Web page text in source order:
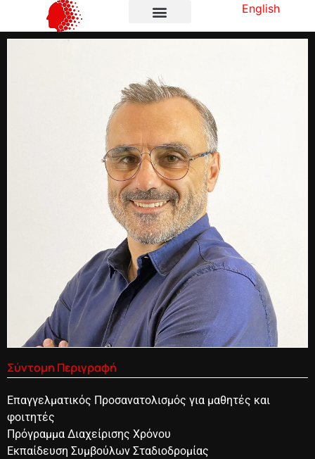
English
Σύντομη Περιγραφή
Eπαγγελματικός Προσανατολισμός για μαθητές και
φοιτητές
Πρόγραμμα Διαχείρισης Χρόνου
Εκπαίδευση Συμβούλων Σταδιοδρομίας